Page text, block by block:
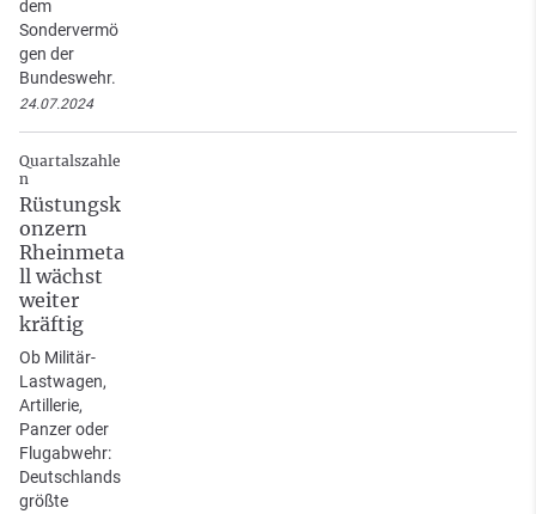
dem
Sondervermö
gen der
Bundeswehr.
24.07.2024
Quartalszahle
n
Rüstungsk
onzern
Rheinmeta
ll wächst
weiter
kräftig
Ob Militär-
Lastwagen,
Artillerie,
Panzer oder
Flugabwehr:
Deutschlands
größte